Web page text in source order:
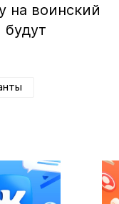
на воинский
будут